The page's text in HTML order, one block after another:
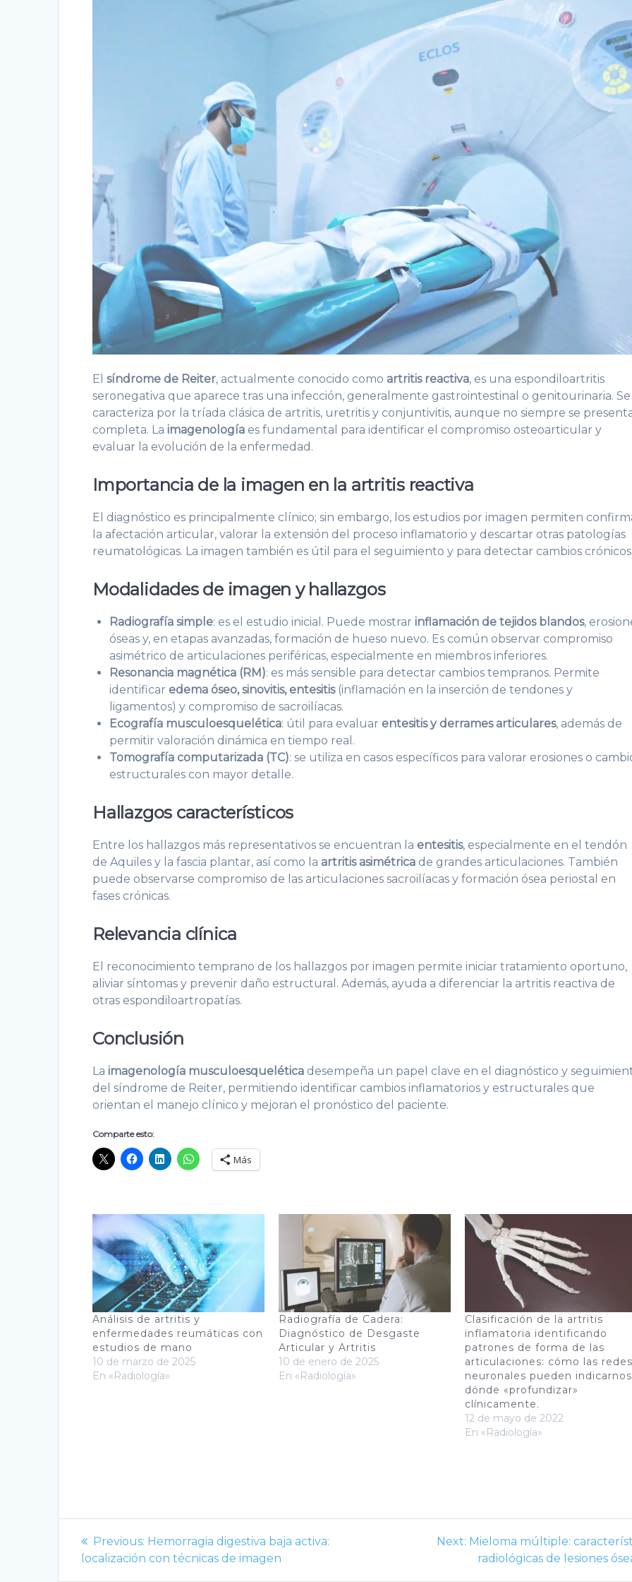
Elsíndrome de Reiter, actualmente conocido como artritis reactiva, es una espondiloartritis
seronegativa que aparece tras una infección, generalmente gastrointestinal o genitourinaria. Se
caracteriza por la tríada clásica de artritis, uretritis y conjuntivitis, aunque no siempre se
completa. Laimagenología es fundamental para identificar el compromiso osteoarticular y
evaluar la evolución de la enfermedad.
Importancia de la imagen en la artritis reactiva
El diagnóstico es principalmente clínico; sin embargo, los estudios por imagen permiten
la afectación articular, valorar la extensión del proceso inflamatorio y descartar otras patologías
reumatológicas. La imagen también es útil para el seguimiento y para detectar cambios
Modalidades de imagen y hallazgos
Radiografía simple: es el estudio inicial. Puede mostrarinflamación de tejidos blandos,
óseas y, en etapas avanzadas, formación de hueso nuevo. Es común observar compromiso
asimétrico de articulaciones periféricas, especialmente en miembros inferiores.
Resonancia magnética (RM): es más sensible para detectar cambios tempranos. Permite
identificar edema óseo, sinovitis, entesitis(inflamación en la inserción de tendones y
ligamentos) y compromiso de sacroilíacas.
Ecografía musculoesquelética: útil para evaluar entesitis y derrames articulares, además de
permitir valoración dinámica en tiempo real.
Tomografía computarizada (TC): se utiliza en casos específicos para valorar erosiones o
estructurales con mayor detalle.
Hallazgos característicos
Entre los hallazgos más representativos se encuentran la entesitis, especialmente en el tendón
de Aquiles y la fascia plantar, así como la artritis asimétrica de grandes articulaciones. También
puede observarse compromiso de las articulaciones sacroilíacas y formación ósea periostal en
fases crónicas.
Relevancia clínica
El reconocimiento temprano de los hallazgos por imagen permite iniciar tratamiento oportuno,
aliviar síntomas y prevenir daño estructural. Además, ayuda a diferenciar la artritis reactiva de
otras espondiloartropatías.
Conclusión
Laimagenología musculoesquelética desempeña un papel clave en el diagnóstico y
del síndrome de Reiter, permitiendo identificar cambios inflamatorios y estructurales que
orientan el manejo clínico y mejoran el pronóstico del paciente.
Comparte esto:
Más
Análisis de artritis y
enfermedades reumáticas con
estudios de mano
10 de marzo de 2025
En «Radiología»
Radiografía de Cadera:
Diagnóstico de Desgaste
Articular y Artritis
10 de enero de 2025
En «Radiología»
Clasificación de la artritis
inflamatoria identificando
patrones de forma de las
articulaciones: cómo las redes
neuronales pueden indicarnos
dónde «profundizar»
clínicamente.
12 de mayo de 2022
En «Radiología»
Navegación
de
Previous: Previous
post:
Hemorragia digestiva baja activa:
localización con técnicas de imagen
Next: Next
post:
Mieloma múltiple:
radiológicas de lesiones